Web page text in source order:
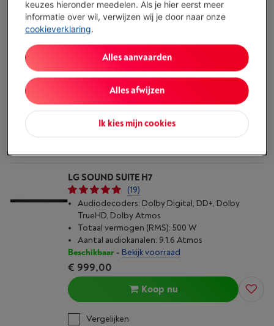
MARSHALL HESTON 120 BLACK
(10)
Audiodecoders: Dolby Atmos + DTS:X
Aantal audiokanalen: 5.1.2 Atmos
Beschikbaar-Bekijk voorraad
€ 999,00
LG SOUND SUITE H7
(19)
Audiodecoders: Dolby Digital, DD+, Dolby
TrueHD, Dolby Atmos
Totaal vermogen (RMS): 500 W
Aantal audiokanalen: 9.1.6 Atmos
Beschikbaar- Bekijk voorraad
€ 999,00
Koop nu
Vergelijken
keuzes hieronder meedelen. Als je hier eerst meer
informatie over wil, verwijzen wij je door naar onze
cookieverklaring.
Ik kies mijn cookies
Alles afwijzen
Alles aanvaarden